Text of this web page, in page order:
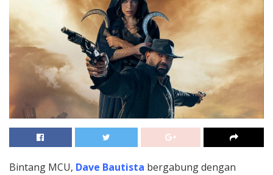
Bintang MCU, Dave Bautista bergabung dengan